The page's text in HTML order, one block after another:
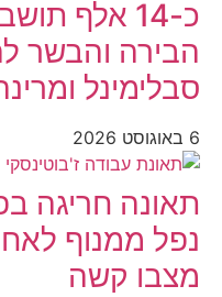
כ-14 אלף
הבירה והבשר
סבלימינל
6 באוגוסט 2026
תאונה חריגה
נפל ממנוף
מצבו קשה